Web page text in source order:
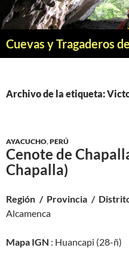
Saltar
al
Cuevas y Tragaderos
Archivo de la etiqueta:
AYACUCHO,PERÚ
Cenote de
Chapalla)
Región / Provincia /
Alcamenca
Mapa IGN : Huancapi (28-ñ)